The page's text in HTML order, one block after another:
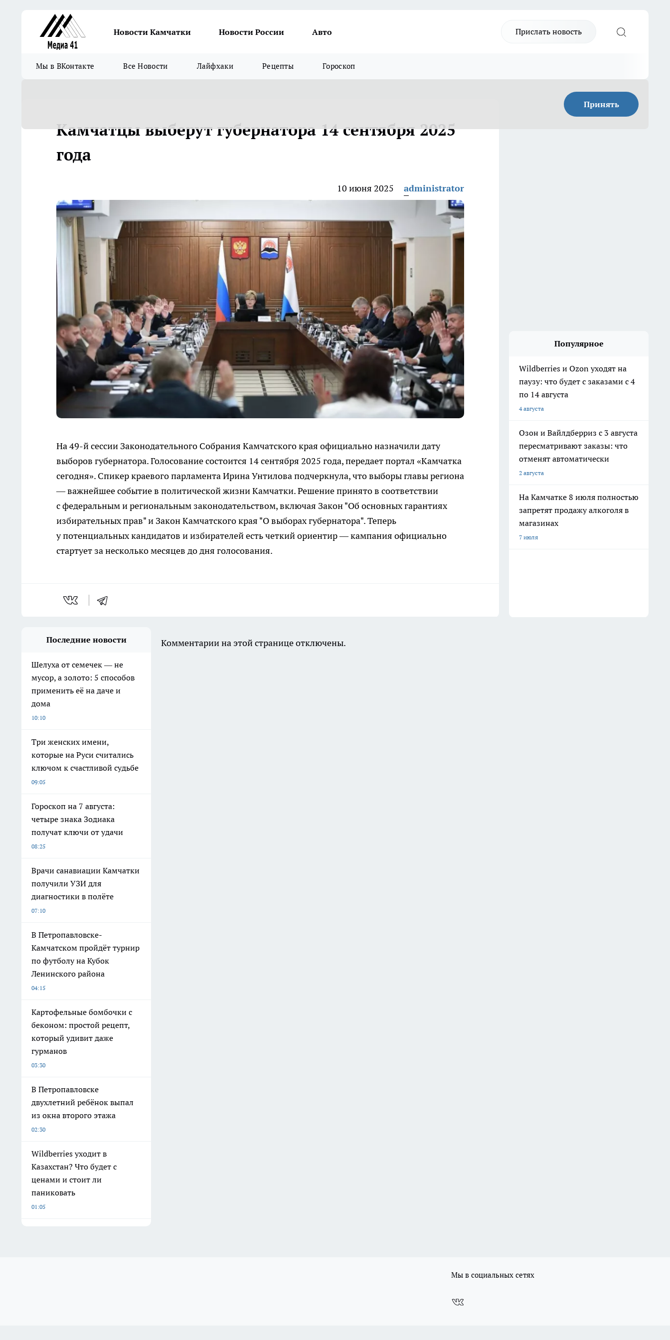
Новости Камчатки Новости России Авто Прислать новость
Мы в ВКонтакте Все Новости Лайфхаки Рецепты Гороскоп
Принять
Камчатцы выберут губернатора 14 сентября 2025
года
10 июня 2025 administrator
На 49-й сессии Законодательного Собрания Камчатского края официально назначили дату
выборов губернатора. Голосование состоится 14 сентября 2025 года, передает портал «Камчатка
сегодня». Спикер краевого парламента Ирина Унтилова подчеркнула, что выборы главы региона
— важнейшее событие в политической жизни Камчатки. Решение принято в соответствии
с федеральным и региональным законодательством, включая Закон "Об основных гарантиях
избирательных прав" и Закон Камчатского края "О выборах губернатора". Теперь
у потенциальных кандидатов и избирателей есть четкий ориентир — кампания официально
стартует за несколько месяцев до дня голосования.
Популярное
Wildberries и Ozon уходят на
паузу: что будет с заказами с 4
по 14 августа
4 августа
Озон и Вайлдберриз с 3 августа
пересматривают заказы: что
отменят автоматически
2 августа
На Камчатке 8 июля полностью
запретят продажу алкоголя в
магазинах
7 июля
Последние новости
Шелуха от семечек — не
мусор, а золото: 5 способов
применить её на даче и
дома
10:10
Три женских имени,
которые на Руси считались
ключом к счастливой судьбе
09:05
Гороскоп на 7 августа:
четыре знака Зодиака
получат ключи от удачи
08:25
Врачи санавиации Камчатки
получили УЗИ для
диагностики в полёте
07:10
В Петропавловске-
Камчатском пройдёт турнир
по футболу на Кубок
Ленинского района
04:15
Картофельные бомбочки с
беконом: простой рецепт,
который удивит даже
гурманов
03:30
В Петропавловске
двухлетний ребёнок выпал
из окна второго этажа
02:30
Wildberries уходит в
Казахстан? Что будет с
ценами и стоит ли
паниковать
01:05
Комментарии на этой странице отключены.
Мы в социальных сетях